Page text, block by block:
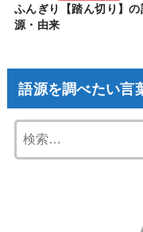
ふんぎり【踏ん切り】の
源・由来
語源を調べたい言